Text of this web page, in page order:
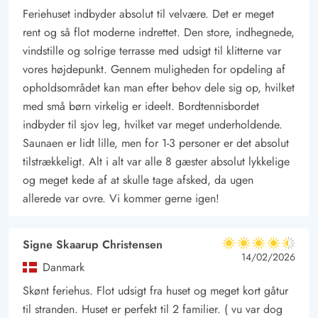
Feriehuset indbyder absolut til velvære. Det er meget
rent og så flot moderne indrettet. Den store, indhegnede,
vindstille og solrige terrasse med udsigt til klitterne var
vores højdepunkt. Gennem muligheden for opdeling af
opholdsområdet kan man efter behov dele sig op, hvilket
med små børn virkelig er ideelt. Bordtennisbordet
indbyder til sjov leg, hvilket var meget underholdende.
Saunaen er lidt lille, men for 1-3 personer er det absolut
tilstrækkeligt. Alt i alt var alle 8 gæster absolut lykkelige
og meget kede af at skulle tage afsked, da ugen
allerede var ovre. Vi kommer gerne igen!
Signe Skaarup Christensen
Danmark
4.5 ud af 5
4.5 ud af 5
4.5 out of 5
14/02/2026
Skønt feriehus. Flot udsigt fra huset og meget kort gåtur
til stranden. Huset er perfekt til 2 familier. ( vu var dog